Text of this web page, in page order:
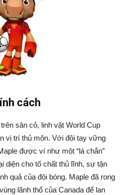
cách
sân cỏ, linh vật World Cup
vị trí thủ môn. Với đôi tay vững
được ví như một “lá chắn”
diện cho tố chất thủ lĩnh, sự tận
quả của đội bóng. Maple đã rong
lãnh thổ của Canada để lan